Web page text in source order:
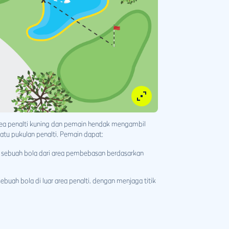
penalti kuning dan pemain hendak mengambil
pukulan penalti. Pemain dapat:
bola dari area pembebasan berdasarkan
bola di luar area penalti, dengan menjaga titik